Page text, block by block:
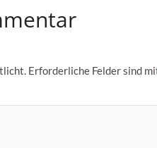
Erforderliche Felder sind